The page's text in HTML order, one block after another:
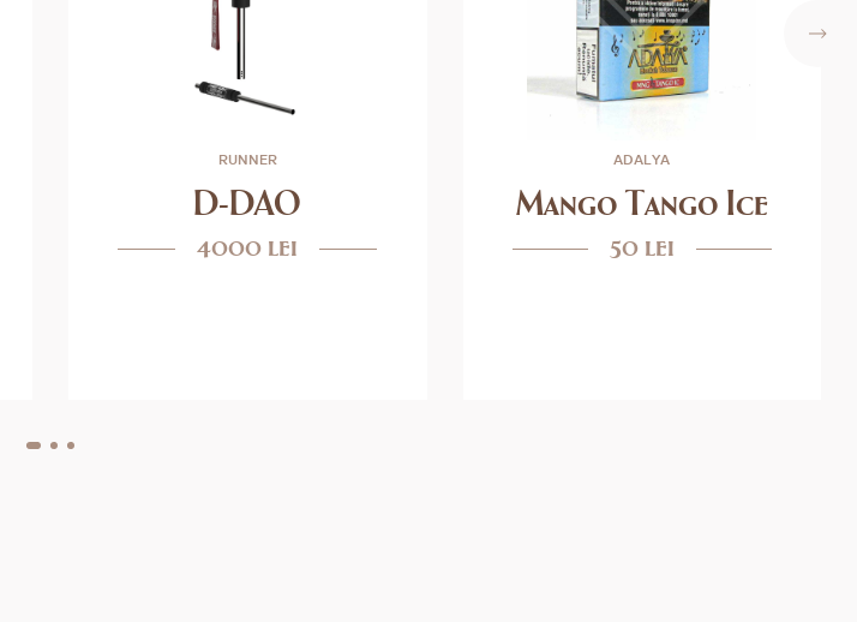
RUNNER
D-DAO
4000 lei
ADALYA
Mango Tango Ice
50 lei